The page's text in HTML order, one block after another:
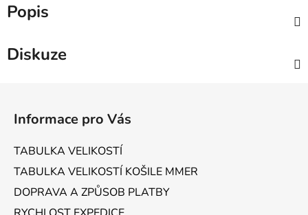
Popis
Diskuze
Informace pro Vás
TABULKA VELIKOSTÍ
TABULKA VELIKOSTÍ KOŠILE MMER
DOPRAVA A ZPŮSOB PLATBY